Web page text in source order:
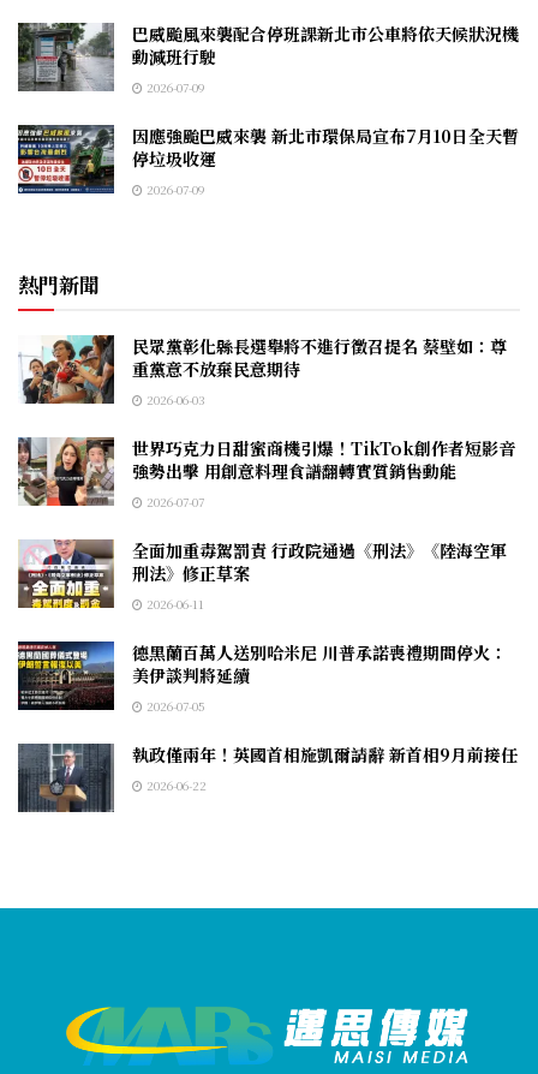
巴威颱風來襲配合停班課新北市公車將依天候狀況機
動減班行駛
2026-07-09
因應強颱巴威來襲 新北市環保局宣布7月10日全天暫
停垃圾收運
2026-07-09
熱門新聞
民眾黨彰化縣長選舉將不進行徵召提名 蔡壁如：尊
重黨意不放棄民意期待
2026-06-03
世界巧克力日甜蜜商機引爆！TikTok創作者短影音
強勢出擊 用創意料理食譜翻轉實質銷售動能
2026-07-07
全面加重毒駕罰責 行政院通過《刑法》《陸海空軍
刑法》修正草案
2026-06-11
德黑蘭百萬人送別哈米尼 川普承諾喪禮期間停火：
美伊談判將延續
2026-07-05
執政僅兩年！英國首相施凱爾請辭 新首相9月前接任
2026-06-22